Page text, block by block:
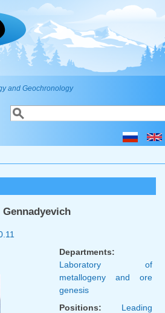
and Geochronology
Search form
Search
Departments:
Laboratory of
metallogeny and ore
genesis
Positions: Leading